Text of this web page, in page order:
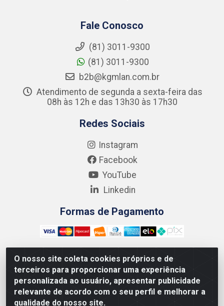
O nosso site coleta cookies próprios e de
terceiros para proporcionar uma experiência
personalizada ao usuário, apresentar publicidade
relevante de acordo com o seu perfil e melhorar a
qualidade do nosso site.
Fale Conosco
(81) 3011-9300
(81) 3011-9300
b2b@kgmlan.com.br
Atendimento de segunda a sexta-feira das
08h às 12h e das 13h30 às 17h30
Redes Sociais
Instagram
Facebook
YouTube
Linkedin
Formas de Pagamento
Kgmlan Distribuidora LTDA - CNPJ 18.217.682/0001-54 -
Rua Pedro de Barros Cavalcante, 58 - Bultrins, Olinda/PE
- CEP 53320-110